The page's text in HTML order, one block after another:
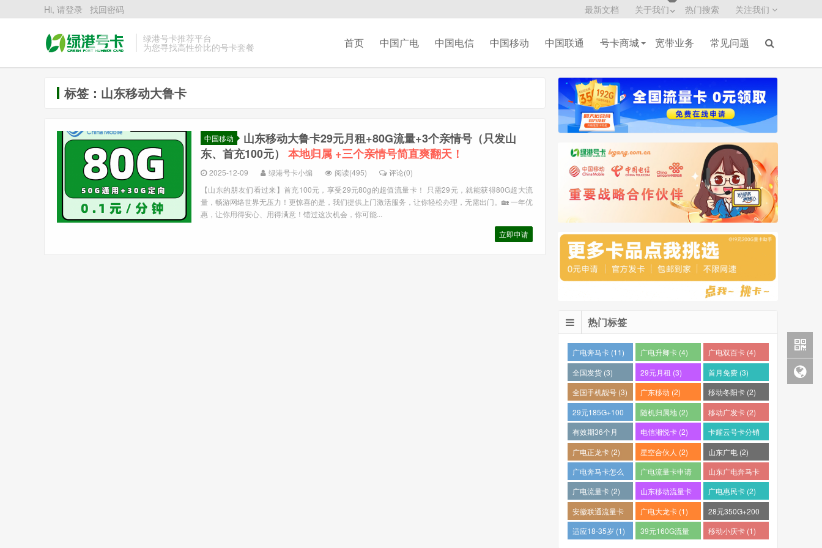
最新文档 关于我们 热门搜索 关注我们
Hi, 请登录 找回密码
绿港号卡推荐平台
为您寻找高性价比的号卡套餐 首页 中国广电 中国电信 中国移动 中国联通 号卡商城 宽带业务 常见问题
标签：山东移动大鲁卡
中国移动
山东移动大鲁卡29元月租+80G流量+3个亲情号（只发山
东、首充100元） 本地归属 +三个亲情号简直爽翻天！
2025-12-09 绿港号卡小编 阅读(495)
评论(0)
【山东的朋友们看过来】首充100元，享受29元80g的超值流量卡！ 只需29元，就能获得80G超大流
量，畅游网络世界无压力！更惊喜的是，我们提供上门激活服务，让你轻松办理，无需出门。🏡 一年优
惠，让你用得安心、用得满意！错过这次机会，你可能...
立即申请
热门标签
广电奔马卡 (11) 广电升卿卡 (4)
广电双百卡 (4)
全国发货 (3)
29元月租 (3)
首月免费 (3)
全国手机靓号 (3)
广东移动 (2)
移动冬阳卡 (2)
29元185G+100
分钟 (2)
随机归属地 (2)
移动广发卡 (2)
有效期36个月
(2)
电信湘悦卡 (2)
卡耀云号卡分销
平台 (2)
广电正龙卡 (2) 星空合伙人 (2)
山东广电 (2)
广电奔马卡怎么
样？ (2)
广电流量卡申请
(2)
山东广电奔马卡
(2)
广电流量卡 (2)
山东移动流量卡
(2)
广电惠民卡 (2)
安徽联通流量卡
(2)
广电大龙卡 (1)
28元350G+200
分钟 (1)
适应18-35岁 (1)
39元160G流量
移动小庆卡 (1)